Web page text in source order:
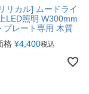
リカル] ムードライ
LED照明 W300mm
プレート専用 木質
格 ¥4,400税込